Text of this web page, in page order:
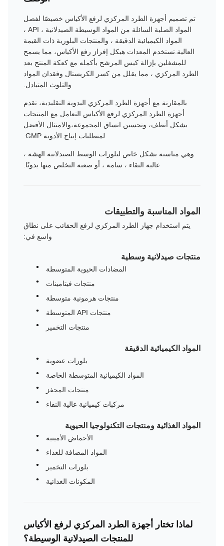
تم تصميم أجهزة الطرد المركزي لرفع الأكياس خصيصًا لفصل
المواد الصلبة السائلة من المواد الوسيطة الصيدلانية ، API ،
المواد الكيميائية الدقيقة ، والمنتجات البلورية ذات القيمة
العالية.تستخدم المعدات هيكل إفراز رفع الأكياس، مما يسمح
للمشغلين بإزالة كيس المرشح بأكمله مع كعكة المنتج بعد
الطرد المركزي ، مما يقلل من كسر الكريستال وفقدان المواد
والتلوث المتبادل.
بالمقارنة مع أجهزة الطرد المركزي اليدوية التقليدية، تقدم
أجهزة الطرد المركزي لرفع الأكياس التعامل مع المنتجات
بشكل أنظف، وتحسين اتساق المجموعة،والامتثال الأفضل
لمتطلبات إنتاج الأدوية GMP.
وهي مناسبة بشكل خاص لبلورات الوسط الصيدلانية الهشة ،
عالية النقاء ، سامة ، أو صعبة التخلص منها يدويًا.
المواد المناسبة والتطبيقات
يتم استخدام جهاز الطرد المركزي لرفع الحقائب على نطاق
واسع في:
منتجات صيدلانية وسطية
المضادات الحيوية المتوسطة
منتجات فيتامينات
منتجات هرمونية متوسطة
منتجات API المتوسطة
منتجات التخمير
المواد الكيميائية الدقيقة
بلورات عضوية
المواد الكيميائية المتوسطة الخاصة
منتجات المحفز
مركبات كيميائية عالية النقاء
المواد الغذائية ومنتجات التكنولوجيا الحيوية
الأحماض الأمينية
المواد المضافة للغذاء
بلورات التخمير
المكونات الغذائية
لماذا تختار أجهزة الطرد المركزي لرفع الأكياس
للمنتجات الصيدلانية الوسيطة؟